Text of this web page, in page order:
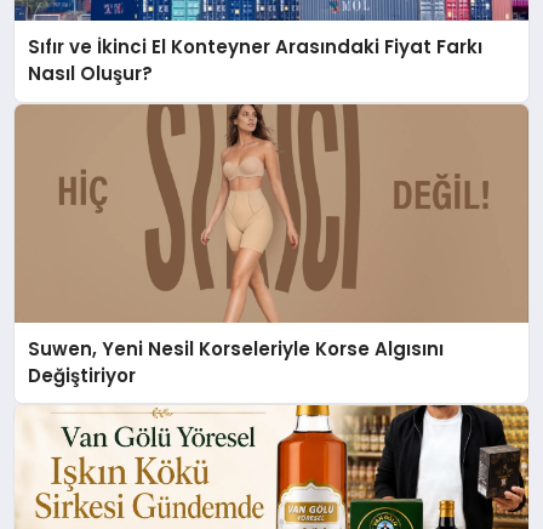
Sıfır ve İkinci El Konteyner Arasındaki Fiyat Farkı
Nasıl Oluşur?
Suwen, Yeni Nesil Korseleriyle Korse Algısını
Değiştiriyor